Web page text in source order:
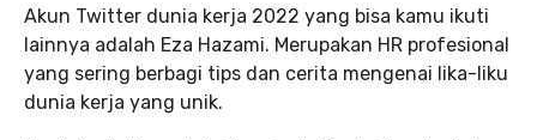
Akun Twitter dunia kerja 2022 yang bisa kamu ikuti
lainnya adalah Eza Hazami. Merupakan HR profesional
yang sering berbagi tips dan cerita mengenai lika-liku
dunia kerja yang unik.